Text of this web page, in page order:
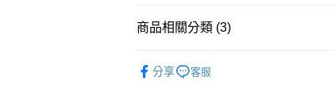
7-11取貨付款
付款後7-11取貨
商品相關分類 (3)
分享 客服